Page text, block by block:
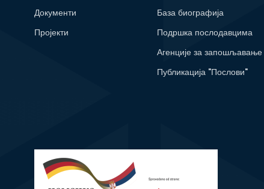
Документи
Пројекти
База биографија
Подршка послодавцима
Агенције за запошљавање
Публикација "Послови"